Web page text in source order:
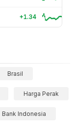
+1.34
Brasil
Harga Perak
Bank Indonesia